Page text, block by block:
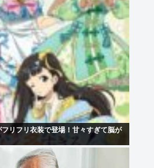
フリフリ衣装で登場！甘々すぎて脳が